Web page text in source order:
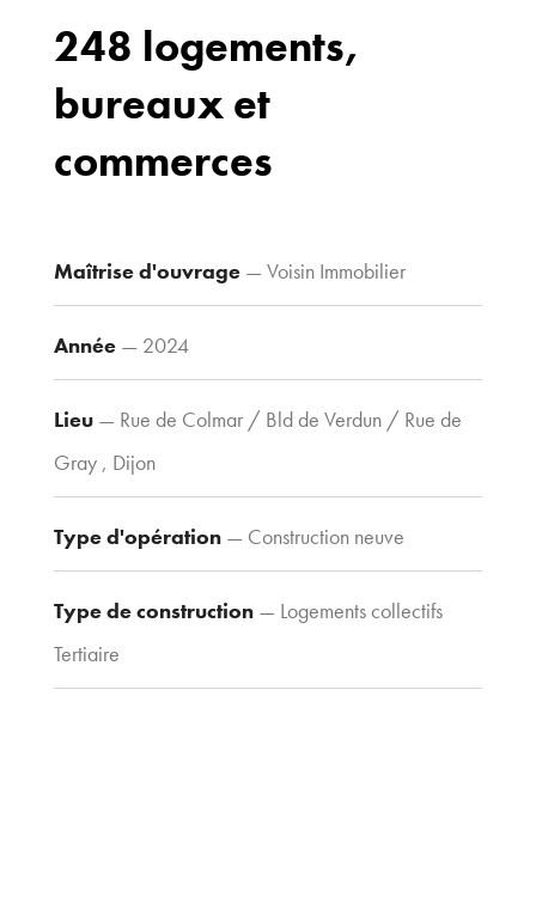
248 logements,
bureaux et
commerces
Maîtrise d'ouvrage— Voisin Immobilier
Année— 2024
Lieu— Rue de Colmar / Bld de Verdun / Rue de
Gray , Dijon
Type d'opération— Construction neuve
Type de construction— Logements collectifs
Tertiaire
d’accès
39 09
Fax : 03 80 30
44 80
agence@tria-